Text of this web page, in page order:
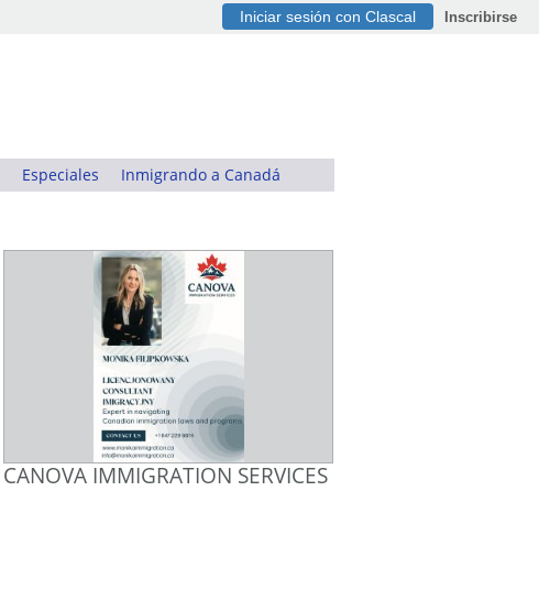
Iniciar sesión con Clascal Inscribirse
Especiales Inmigrando a Canadá
CANOVA IMMIGRATION SERVICES